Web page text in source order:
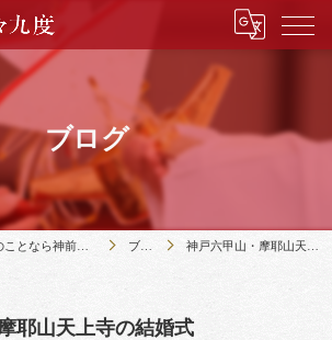
ブログ
神社・寺院で結婚式のことなら神前挙式専門店三々九度 ブログ 神戸六甲山・摩耶山天上寺の結婚式
耶山天上寺の結婚式